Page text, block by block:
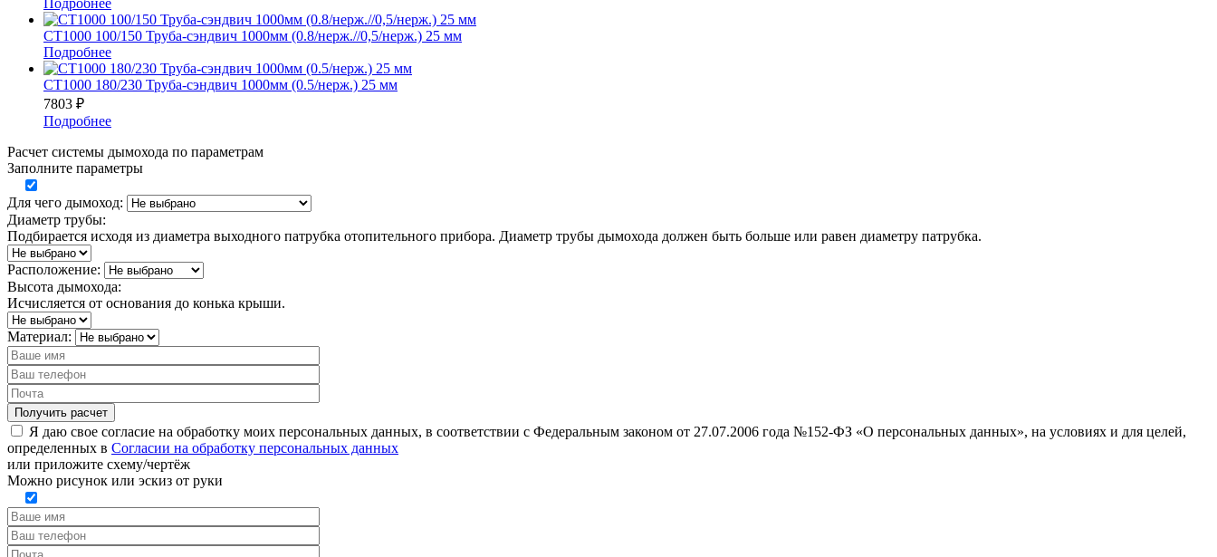
Подробнее
СТ1000 100/150 Труба-сэндвич 1000мм (0.8/нерж.//0,5/нерж.) 25 мм
Подробнее
СТ1000 180/230 Труба-сэндвич 1000мм (0.5/нерж.) 25 мм
7803 ₽
Подробнее
Расчет системы дымохода по параметрам
Заполните параметры
Для чего дымоход:
Диаметр трубы:
Подбирается исходя из диаметра выходного патрубка отопительного прибора. Диаметр трубы дымохода должен быть больше или равен диаметру патрубка.
Расположение:
Высота дымохода:
Исчисляется от основания до конька крыши.
Материал:
Я даю свое согласие на обработку моих персональных данных, в соответствии с Федеральным законом от 27.07.2006 года №152-ФЗ «О персональных данных», на условиях и для целей,
определенных в Согласии на обработку персональных данных
или приложите схему/чертёж
Можно рисунок или эскиз от руки